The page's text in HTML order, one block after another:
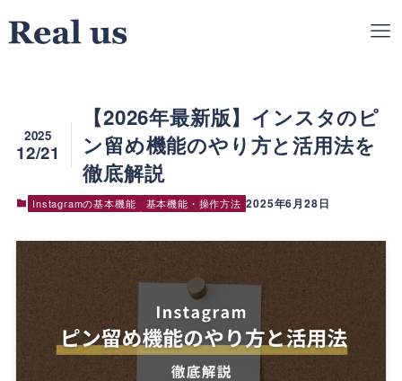
【2026年最新版】インスタのピ
ン留め機能のやり方と活用法を
徹底解説
2025
12/21
Instagramの基本機能 基本機能・操作方法 2025年6月28日